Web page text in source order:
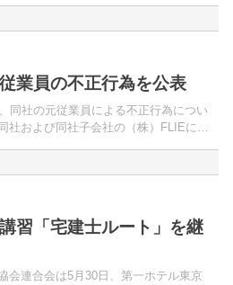
業員の不正行為を公表
同社の元従業員による不正行為につい
社および同社子会社の（株）FLIEに在
習「宅建士ルート」を継
会連合会は5月30日、第一ホテル東京